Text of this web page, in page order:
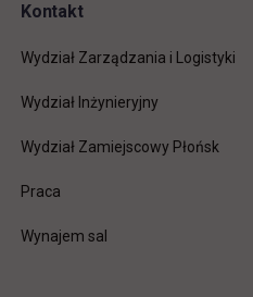
Kontakt
Wydział Zarządzania i Logistyki
Wydział Inżynieryjny
Wydział Zamiejscowy Płońsk
Praca
Wynajem sal